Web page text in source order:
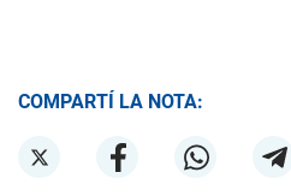
COMPARTÍ LA NOTA: